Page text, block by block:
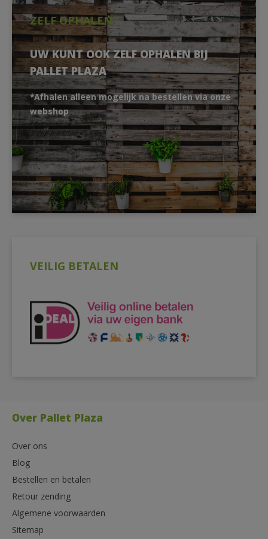
ZELF OPHALEN?
UW KUNT OOK ZELF OPHALEN BIJ
PALLET PLAZA
*Afhalen alleen mogelijk na bestellen via onze
webshop
VEILIG BETALEN
Over Pallet Plaza
Over ons
Blog
Bestellen en betalen
Retour zending
Algemene voorwaarden
Sitemap